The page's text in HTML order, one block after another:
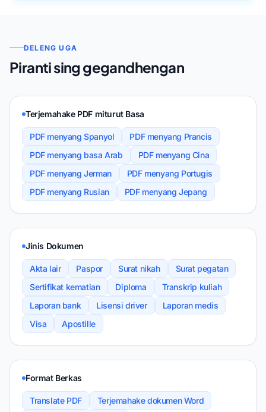
DELENG UGA
Piranti sing gegandhengan
Terjemahake PDF miturut Basa
PDF menyang Spanyol
PDF menyang Prancis
PDF menyang basa Arab
PDF menyang Cina
PDF menyang Jerman
PDF menyang Portugis
PDF menyang Rusian
PDF menyang Jepang
Jinis Dokumen
Akta lair Paspor Surat nikah
Surat pegatan
Sertifikat kematian
Diploma
Transkrip kuliah
Laporan bank
Lisensi driver
Laporan medis
Visa
Apostille
Format Berkas
Translate PDF
Terjemahake dokumen Word